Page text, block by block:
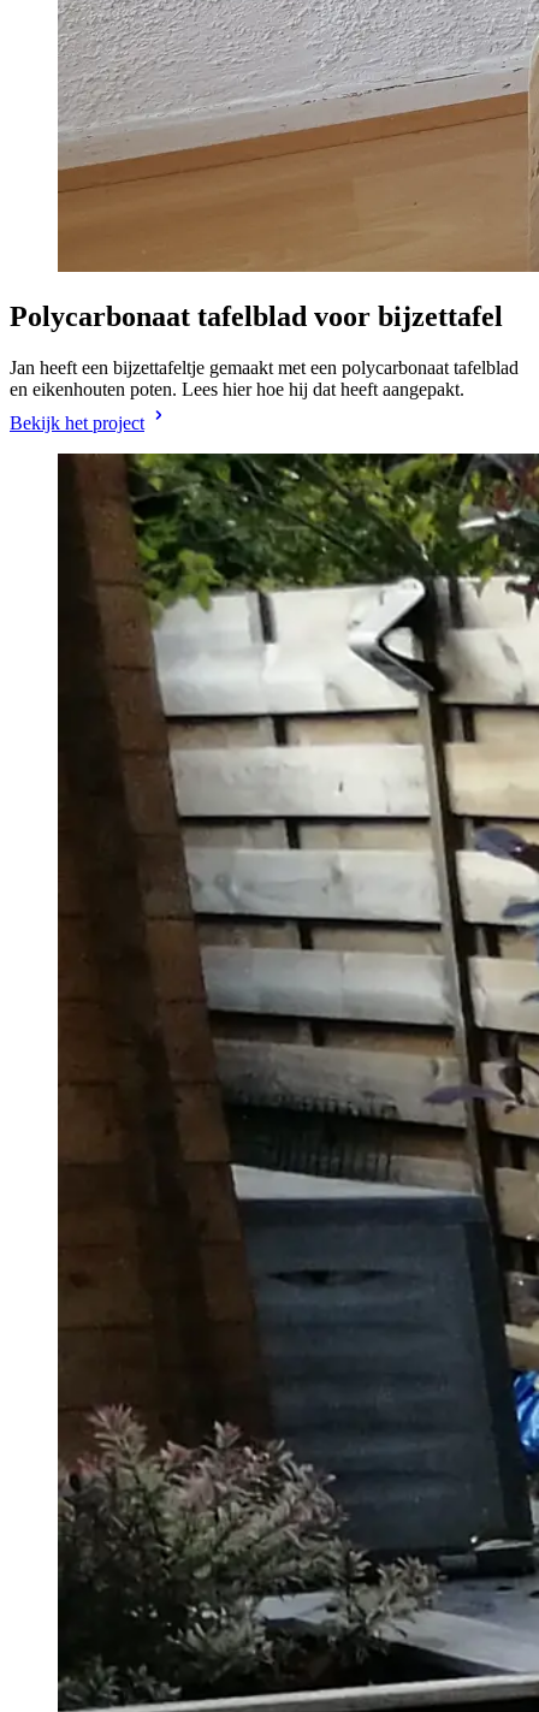
Polycarbonaat tafelblad voor bijzettafel
Jan heeft een bijzettafeltje gemaakt met een polycarbonaat tafelblad
en eikenhouten poten. Lees hier hoe hij dat heeft aangepakt.
Bekijk het project